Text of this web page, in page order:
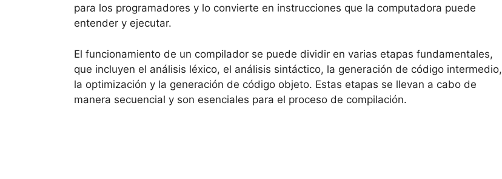
para los programadores y lo convierte en instrucciones que la computadora puede
entender y ejecutar.
El funcionamiento de un compilador se puede dividir en varias etapas fundamentales,
que incluyen el análisis léxico, el análisis sintáctico, la generación de código intermedio,
la optimización y la generación de código objeto. Estas etapas se llevan a cabo de
manera secuencial y son esenciales para el proceso de compilación.